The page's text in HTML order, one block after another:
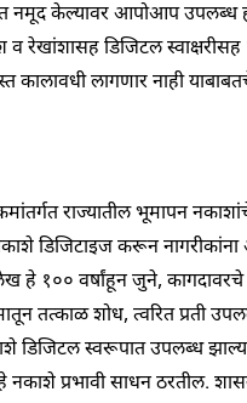
केल्यावर आपोआप उपलब्ध
व रेखांशासह डिजिटल
लागणार नाही
राज्यातील भूमापन
डिजिटाइज करून
१०० वर्षांहून जुने,
तत्काळ शोध, त्वरित
डिजिटल स्वरूपात उपलब्ध
प्रभावी साधन ठरतील.